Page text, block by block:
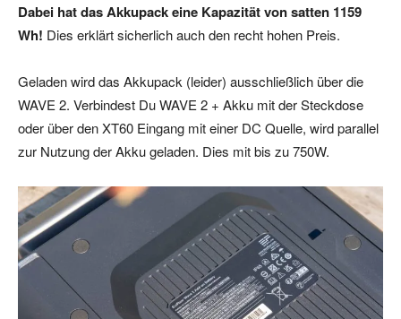
Dabei hat das Akkupack eine Kapazität von satten 1159
Wh! Dies erklärt sicherlich auch den recht hohen Preis.
Geladen wird das Akkupack (leider) ausschließlich über die
WAVE 2. Verbindest Du WAVE 2 + Akku mit der Steckdose
oder über den XT60 Eingang mit einer DC Quelle, wird parallel
zur Nutzung der Akku geladen. Dies mit bis zu 750W.